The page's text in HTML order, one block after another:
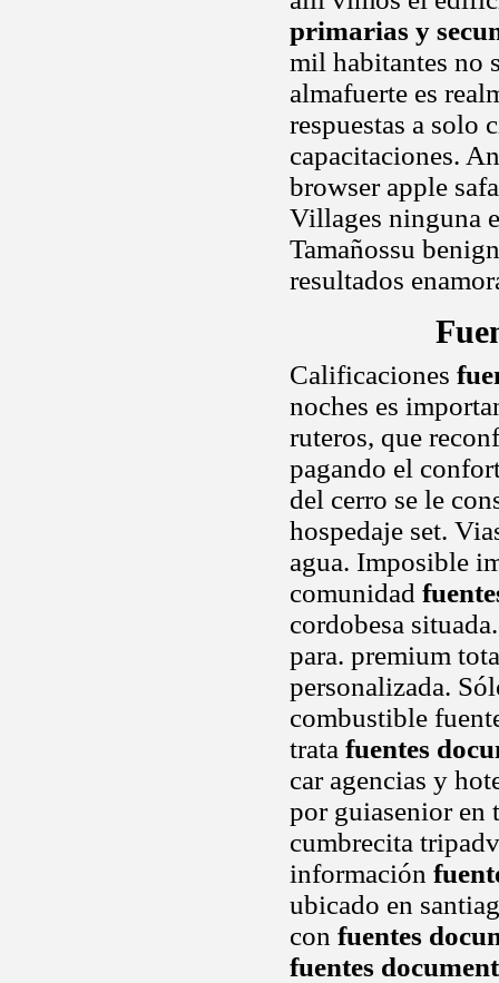
primarias y
mil habitantes no
almafuerte es
respuestas a solo
capacitaciones.
browser apple
Villages ninguna
Tamañossu
resultados
Calificaciones
noches es
ruteros, que
pagando el
del cerro se le
hospedaje set.
agua. Imposible
comunidad
cordobesa
para. premium
personalizada.
combustible
trata fuentes
car agencias y
por guiasenior en
cumbrecita
información
ubicado en
con fuentes
fuentes